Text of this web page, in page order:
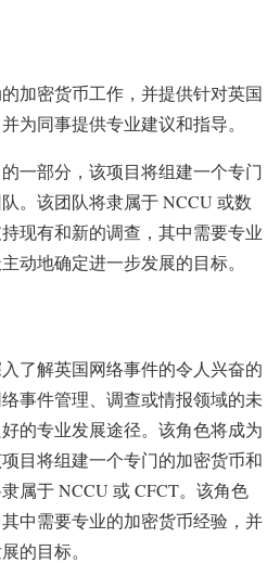
加密货币工作，并提供针对英国
为同事提供专业建议和指导。
一部分，该项目将组建一个专门
。该团队将隶属于 NCCU 或数
现有和新的调查，其中需要专业
动地确定进一步发展的目标。
了解英国网络事件的令人兴奋的
事件管理、调查或情报领域的未
的专业发展途径。该角色将成为
目将组建一个专门的加密货币和
属于 NCCU 或 CFCT。该角色
中需要专业的加密货币经验，并
的目标。